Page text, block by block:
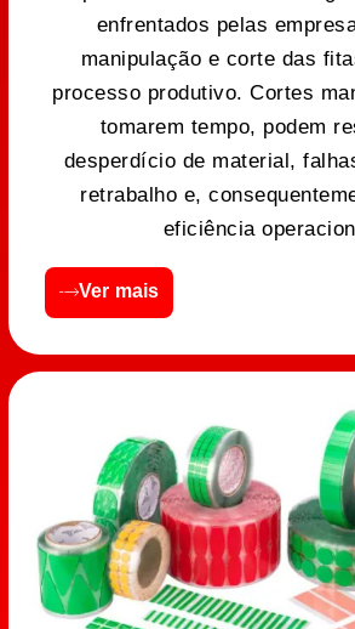
enfrentados pelas
manipulação e corte das
processo produtivo. Cortes
tomarem tempo, podem
desperdício de material,
retrabalho e,
eficiência
Ver mais